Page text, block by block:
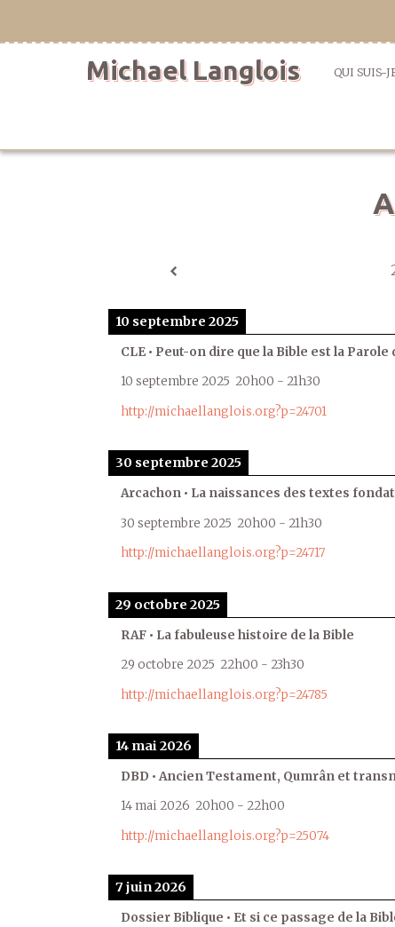
Michael Langlois QUI SUIS-
10 septembre 2025
CLE • Peut-on dire que la Bible est la Parole
10 septembre 2025 20h00 - 21h30
http://michaellanglois.org?p=24701
30 septembre 2025
Arcachon • La naissances des textes
30 septembre 2025 20h00 - 21h30
http://michaellanglois.org?p=24717
29 octobre 2025
RAF • La fabuleuse histoire de la Bible
29 octobre 2025 22h00 - 23h30
http://michaellanglois.org?p=24785
14 mai 2026
DBD • Ancien Testament, Qumrân et
14 mai 2026 20h00 - 22h00
http://michaellanglois.org?p=25074
7 juin 2026
Dossier Biblique • Et si ce passage de la